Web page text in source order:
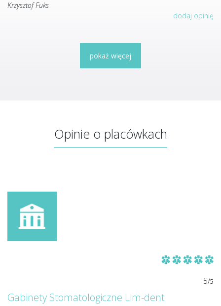
Krzysztof Fuks
dodaj opinię
pokaż więcej
Opinie o placówkach
5/5
Gabinety Stomatologiczne Lim-dent